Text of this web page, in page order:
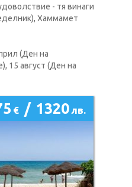
- тя винаги
Хаммамет
(Ден на
15 август (Ден на
€ / 1320лв.